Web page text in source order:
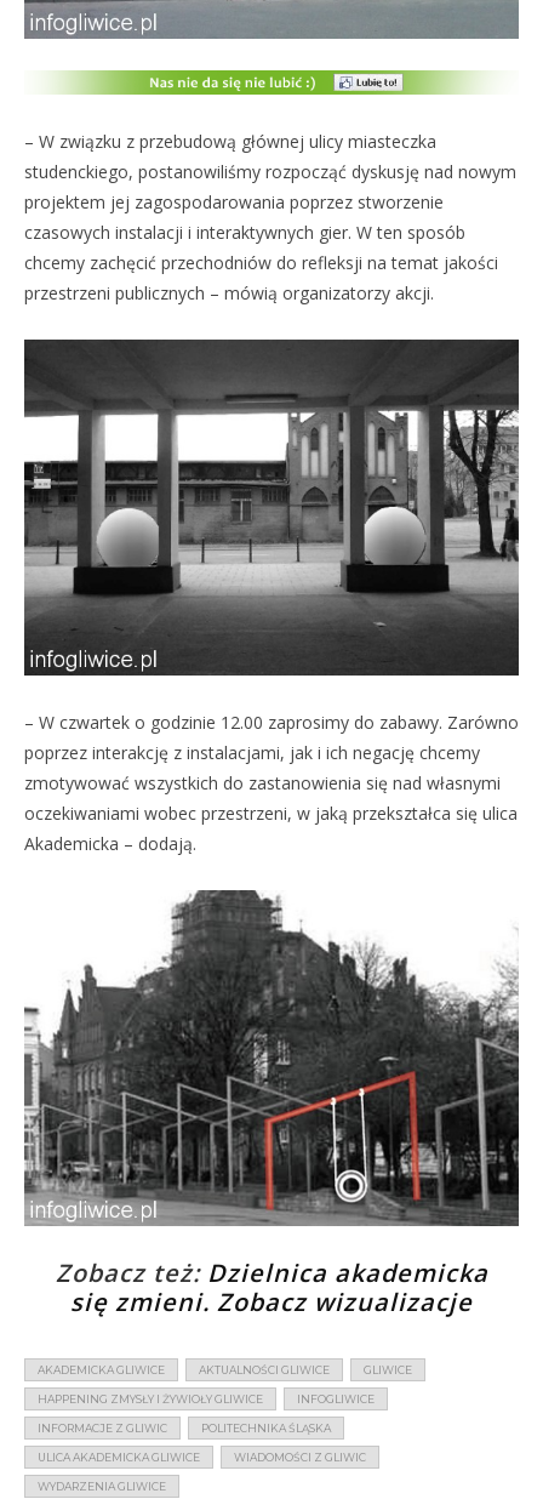
– W związku z przebudową głównej ulicy miasteczka
studenckiego, postanowiliśmy rozpocząć dyskusję nad nowym
projektem jej zagospodarowania poprzez stworzenie
czasowych instalacji i interaktywnych gier. W ten sposób
chcemy zachęcić przechodniów do refleksji na temat jakości
przestrzeni publicznych – mówią organizatorzy akcji.
– W czwartek o godzinie 12.00 zaprosimy do zabawy. Zarówno
poprzez interakcję z instalacjami, jak i ich negację chcemy
zmotywować wszystkich do zastanowienia się nad własnymi
oczekiwaniami wobec przestrzeni, w jaką przekształca się ulica
Akademicka – dodają.
Zobacz też: Dzielnica akademicka
się zmieni. Zobacz wizualizacje
AKADEMICKA GLIWICE AKTUALNOŚCI GLIWICE GLIWICE
HAPPENING ZMYSŁY I ŻYWIOŁY GLIWICE INFOGLIWICE
INFORMACJE Z GLIWIC POLITECHNIKA ŚLĄSKA
ULICA AKADEMICKA GLIWICE WIADOMOŚCI Z GLIWIC
WYDARZENIA GLIWICE